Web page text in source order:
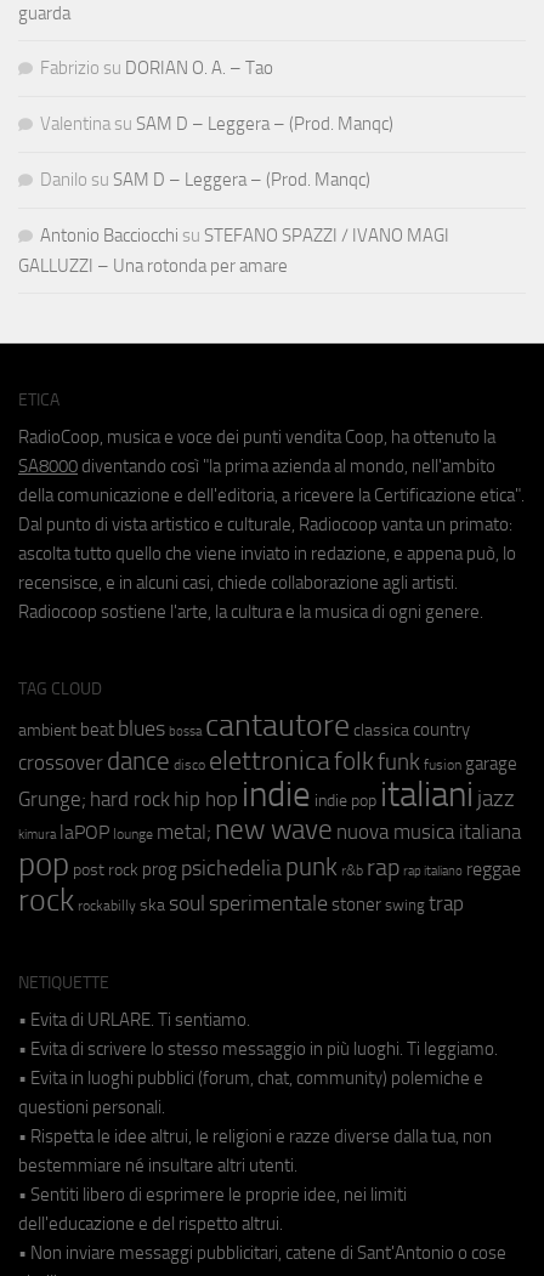
guarda
Fabrizio su DORIAN O. A. – Tao
Valentina su SAM D – Leggera – (Prod. Manqc)
Danilo su SAM D – Leggera – (Prod. Manqc)
Antonio Bacciocchi su STEFANO SPAZZI / IVANO MAGI
GALLUZZI – Una rotonda per amare
ETICA
RadioCoop, musica e voce dei punti vendita Coop, ha ottenuto la
SA8000 diventando così "la prima azienda al mondo, nell'ambito
della comunicazione e dell'editoria, a ricevere la Certificazione etica".
Dal punto di vista artistico e culturale, Radiocoop vanta un primato:
ascolta tutto quello che viene inviato in redazione, e appena può, lo
recensisce, e in alcuni casi, chiede collaborazione agli artisti.
Radiocoop sostiene l'arte, la cultura e la musica di ogni genere.
TAG CLOUD
ambient beat blues bossa cantautore classica country
crossover dance disco elettronicafolkfunk fusion garage
Grunge; hard rock hip hop indie indie pop italiani jazz
kimura laPOP lounge metal; new wave nuova musica italiana
pop post rock prog psichedeliapunk r&b rap rap italiano reggae
rock rockabilly ska soul sperimentale stoner swing trap
NETIQUETTE
• Evita di URLARE. Ti sentiamo.
• Evita di scrivere lo stesso messaggio in più luoghi. Ti leggiamo.
• Evita in luoghi pubblici (forum, chat, community) polemiche e
questioni personali.
• Rispetta le idee altrui, le religioni e razze diverse dalla tua, non
bestemmiare né insultare altri utenti.
• Sentiti libero di esprimere le proprie idee, nei limiti
dell'educazione e del rispetto altrui.
• Non inviare messaggi pubblicitari, catene di Sant'Antonio o cose